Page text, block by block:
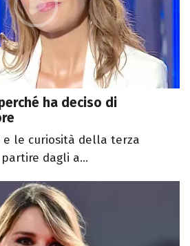
ha deciso di
le curiosità della terza
dagli a...